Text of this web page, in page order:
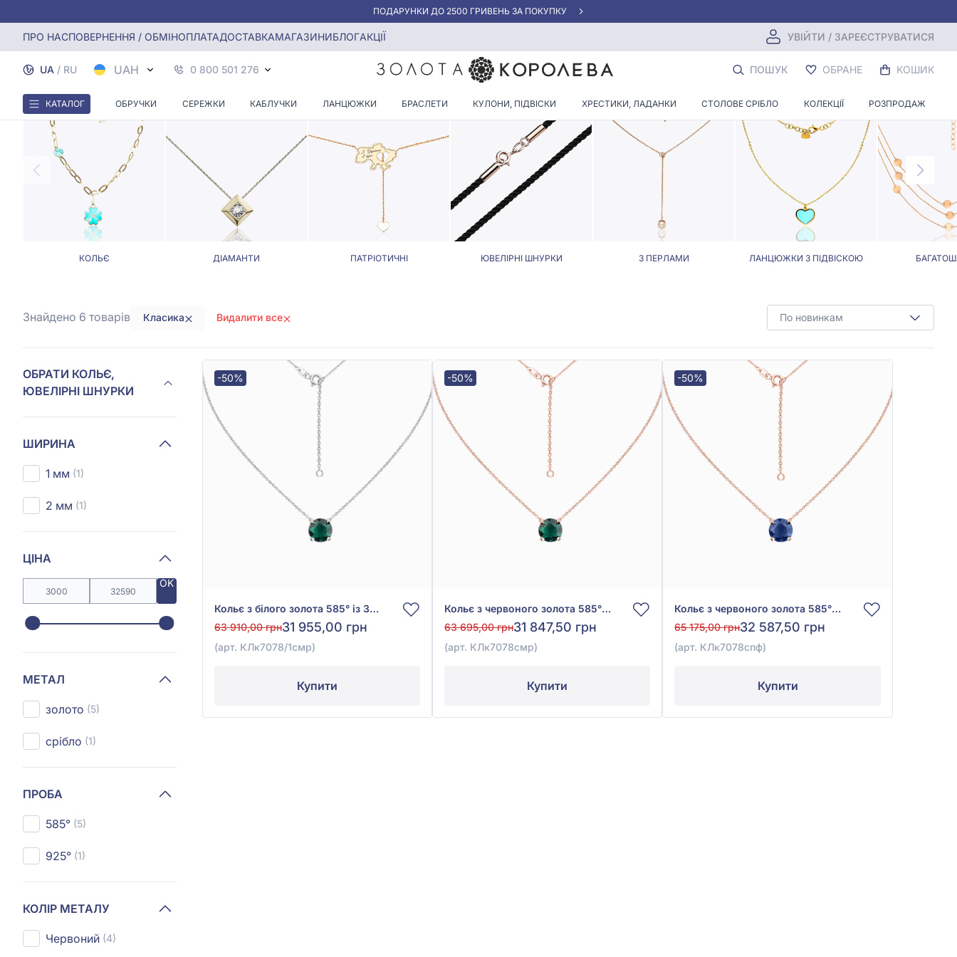
«КРАЩА ЦІНА» ВІД 5945 ГРН/ГРАМ
ПРО НАСПОВЕРНЕННЯ / ОБМІНОПЛАТАДОСТАВКАМАГАЗИНИБЛОГАКЦІЇ УВІЙТИ / ЗАРЕЄСТРУВАТИСЯ
UA / RU UAH 0 800 501 276 ПОШУК ОБРАНЕ КОШИК
КАТАЛОГ ОБРУЧКИ СЕРЕЖКИ КАБЛУЧКИ ЛАНЦЮЖКИ БРАСЛЕТИ КУЛОНИ, ПІДВІСКИ ХРЕСТИКИ, ЛАДАНКИ СТОЛОВЕ СРІБЛО КОЛЕКЦІЇ РОЗПРОДАЖ
Головна Кольє, Ювелірні шнурки Класичні кольє та ювелірні шнурки
КЛАСИЧНІ КОЛЬЄ ТА ЮВЕЛІРНІ ШНУРКИ
КОЛЬЄ ДІАМАНТИ ПАТРІОТИЧНІ ЮВЕЛІРНІ ШНУРКИ З ПЕРЛАМИ ЛАНЦЮЖКИ З ПІДВІСКОЮ
По новинкам
Знайдено 6 товарів Класика Видалити все
ОБРАТИ КОЛЬЄ,
ЮВЕЛІРНІ ШНУРКИ
ШИРИНА
1 мм (1)
2 мм (1)
ЦІНА
OK
МЕТАЛ
золото (5)
срібло (1)
ПРОБА
585° (5)
925° (1)
КОЛІР МЕТАЛУ
Червоний (4)
-50%
Кольє з білого золота 585° із Зеленим Смарагдом гідро 1,04ct, арт. КЛк7078/1смр
63 910,00 грн31 955,00 грн
(арт. КЛк7078/1смр)
Купити
-50%
Кольє з червоного золота 585° із Зеленим Смарагдом гідро 1,09ct, арт. КЛк7078смр
63 695,00 грн31 847,50 грн
(арт. КЛк7078смр)
Купити
-50%
Кольє з червоного золота 585° з синім сапфіром гідро. 1,9ct, арт. КЛк7078спф
65 175,00 грн32 587,50 грн
(арт. КЛк7078спф)
Купити